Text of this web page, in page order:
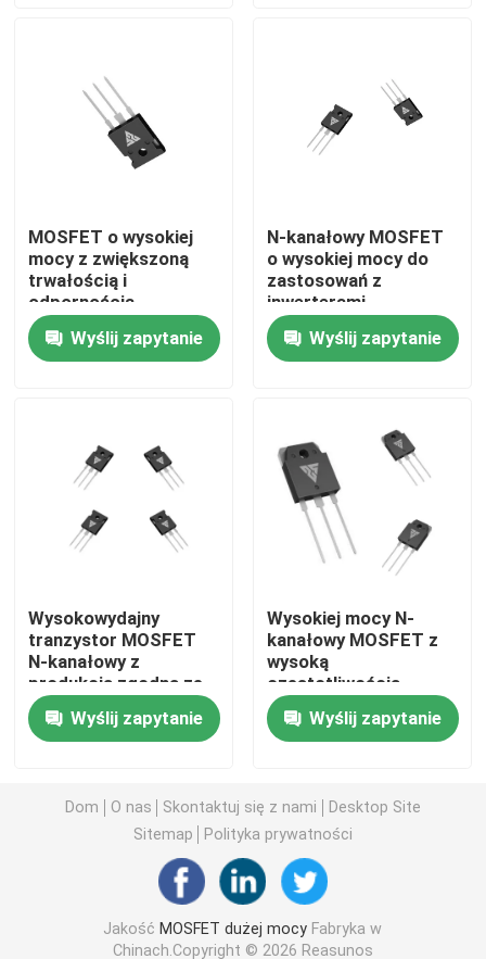
Kontrola jakości
Aktualności
Poprosić o wycenę
MOSFET z węglika krzemu
MOSFET z superpołączeniem
MOSFET wysokiego napięcia
MOSFET niskiego napięcia
IGBT dużej mocy
Diody barierowe Schottky'ego
Półprzewodnik dużej mocy
MOSFET o wysokiej
mocy z zwiększoną
trwałością i
odpornością
termiczną dla
zastosowań
konfiguracji typu N
Wyślij zapytanie
N-kanałowy MOSFET
o wysokiej mocy do
zastosowań z
inwerterami
słonecznymi i
konwerterami prądu
stałego/prądu stałego
Wyślij zapytanie
Wysokowydajny
tranzystor MOSFET
N-kanałowy z
produkcją zgodną ze
standardem
wojskowym do
zastosowań w
Wyślij zapytanie
Wysokiej mocy N-
kanałowy MOSFET z
wysoką
częstotliwością
niskiego oporu i
wysoką wydajnością
do zastosowań
Wyślij zapytanie
Dom O nas Skontaktuj się z nami
Desktop Site
Sitemap
Polityka prywatności
Jakość MOSFET dużej mocy Fabryka w
Chinach.Copyright © 2026 Reasunos